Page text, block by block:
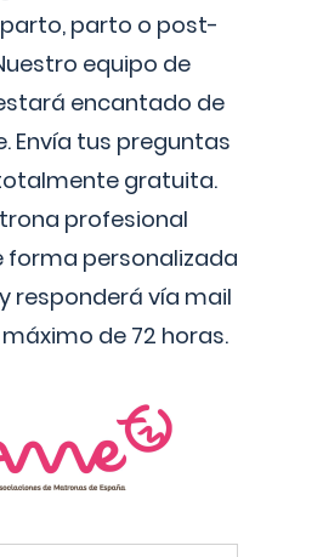
parto o post-
equipo de
encantado de
Envía tus preguntas
gratuita.
profesional
forma personalizada
responderá vía mail
de 72 horas.